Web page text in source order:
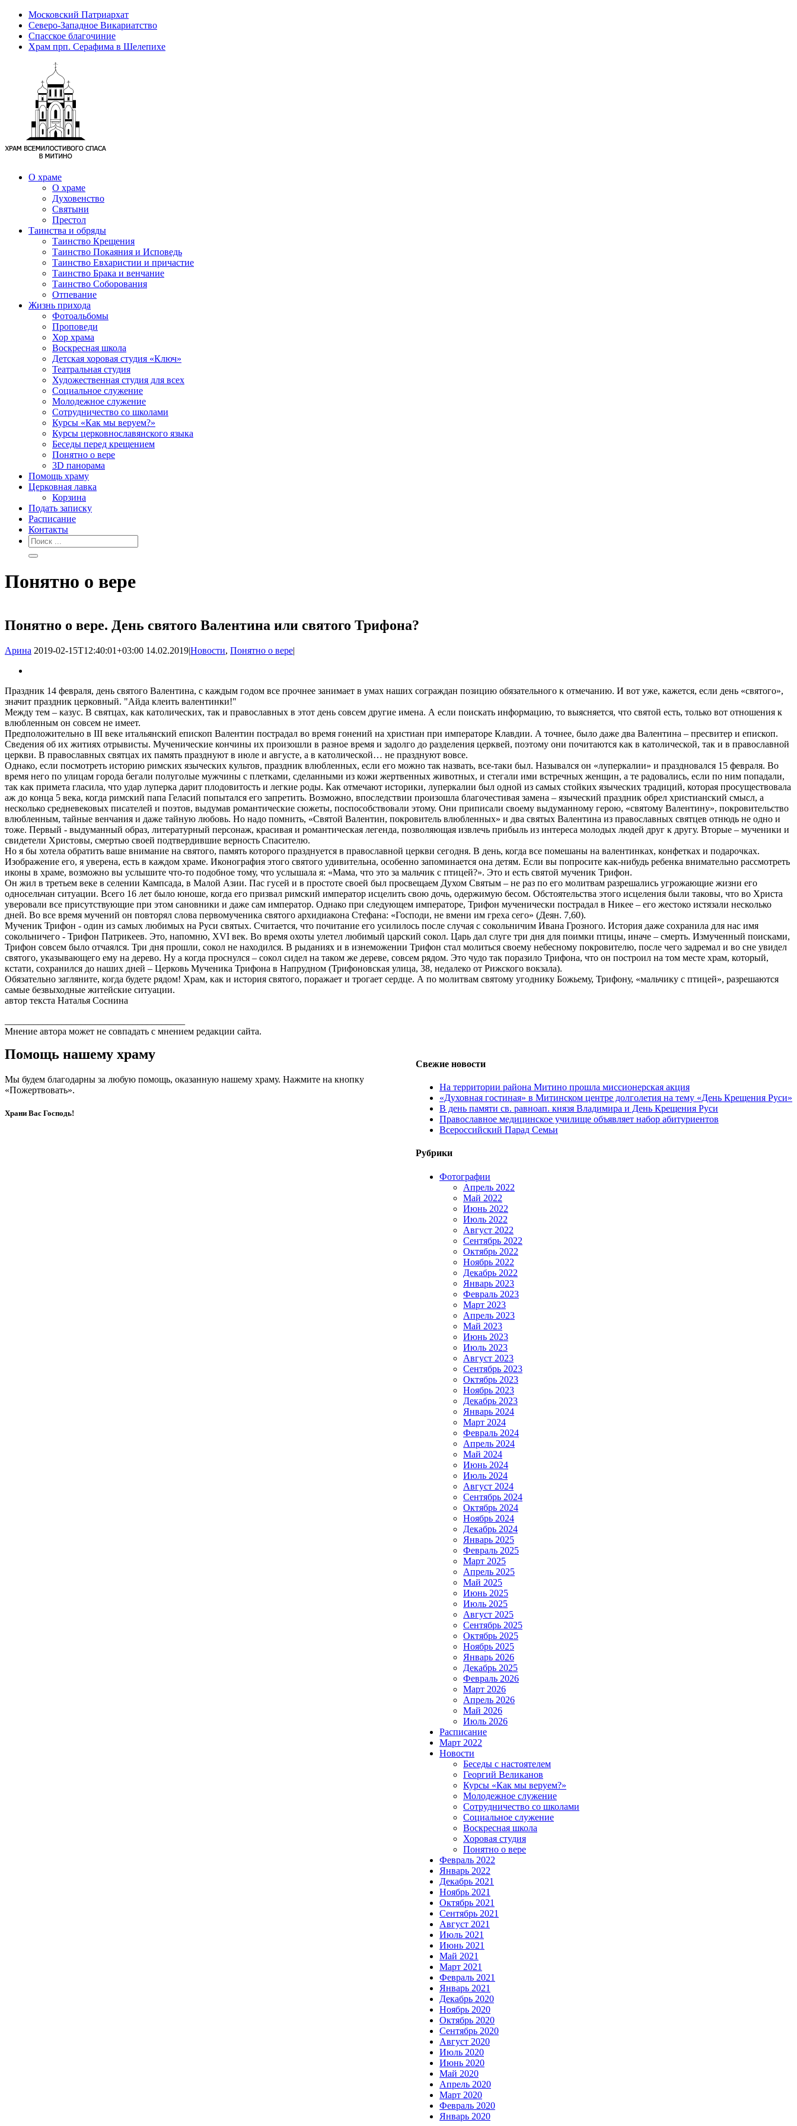
Московский Патриархат
Северо-Западное Викариатство
Спасское благочиние
Храм прп. Серафима в Шелепихе
О храме
О храме
Духовенство
Святыни
Престол
Таинства и обряды
Таинство Крещения
Таинство Покаяния и Исповедь
Таинство Евхаристии и причастие
Таинство Брака и венчание
Таинство Соборования
Отпевание
Жизнь прихода
Фотоальбомы
Проповеди
Хор храма
Воскресная школа
Детская хоровая студия «Ключ»
Театральная студия
Х​удожественная студия для всех
Социальное служение
Молодежное служение
Сотрудничество со школами
Курсы «Как мы веруем?»
Курсы церковнославянского языка
Беседы перед крещением
Понятно о вере
3D панорама
Помощь храму
Церковная лавка
Корзина
Подать записку
Расписание
Контакты
Понятно о вере
Понятно о вере. День святого Валентина или святого Трифона?
Арина 2019-02-15T12:40:01+03:00 14.02.2019|Новости, Понятно о вере|
Праздник 14 февраля, день святого Валентина, с каждым годом все прочнее занимает в умах наших сограждан позицию обязательного к отмечанию. И вот уже, кажется, если день «святого»,
значит праздник церковный. "Айда клеить валентинки!"
Между тем – казус. В святцах, как католических, так и православных в этот день совсем другие имена. А если поискать информацию, то выясняется, что святой есть, только вот отношения к
влюбленным он совсем не имеет.
Предположительно в III веке итальянский епископ Валентин пострадал во время гонений на христиан при императоре Клавдии. А точнее, было даже два Валентина – пресвитер и епископ.
Сведения об их житиях отрывисты. Мученические кончины их произошли в разное время и задолго до разделения церквей, поэтому они почитаются как в католической, так и в православной
церкви. В православных святцах их память празднуют в июле и августе, а в католической… не празднуют вовсе.
Однако, если посмотреть историю римских языческих культов, праздник влюбленных, если его можно так назвать, все-таки был. Назывался он «луперкалии» и праздновался 15 февраля. Во
время него по улицам города бегали полуголые мужчины с плетками, сделанными из кожи жертвенных животных, и стегали ими встречных женщин, а те радовались, если по ним попадали,
так как примета гласила, что удар луперка дарит плодовитость и легкие роды. Как отмечают историки, луперкалии был одной из самых стойких языческих традиций, которая просуществовала
аж до конца 5 века, когда римский папа Геласий попытался его запретить. Возможно, впоследствии произошла благочестивая замена – языческий праздник обрел христианский смысл, а
несколько средневековых писателей и поэтов, выдумав романтические сюжеты, поспособствовали этому. Они приписали своему выдуманному герою, «святому Валентину», покровительство
влюбленным, тайные венчания и даже тайную любовь. Но надо помнить, «Святой Валентин, покровитель влюбленных» и два святых Валентина из православных святцев отнюдь не одно и
тоже. Первый - выдуманный образ, литературный персонаж, красивая и романтическая легенда, позволяющая извлечь прибыль из интереса молодых людей друг к другу. Вторые – мученики и
свидетели Христовы, смертью своей подтвердившие верность Спасителю.
Но я бы хотела обратить ваше внимание на святого, память которого празднуется в православной церкви сегодня. В день, когда все помешаны на валентинках, конфетках и подарочках.
Изображение его, я уверена, есть в каждом храме. Иконография этого святого удивительна, особенно запоминается она детям. Если вы попросите как-нибудь ребенка внимательно рассмотреть
иконы в храме, возможно вы услышите что-то подобное тому, что услышала я: «Мама, что это за мальчик с птицей?». Это и есть святой мученик Трифон.
Он жил в третьем веке в селении Кампсада, в Малой Азии. Пас гусей и в простоте своей был просвещаем Духом Святым – не раз по его молитвам разрешались угрожающие жизни его
односельчан ситуации. Всего 16 лет было юноше, когда его призвал римский император исцелить свою дочь, одержимую бесом. Обстоятельства этого исцеления были таковы, что во Христа
уверовали все присутствующие при этом сановники и даже сам император. Однако при следующем императоре, Трифон мученически пострадал в Никее – его жестоко истязали несколько
дней. Во все время мучений он повторял слова первомученика святого архидиакона Стефана: «Господи, не вмени им греха сего» (Деян. 7,60).
Мученик Трифон - один из самых любимых на Руси святых. Считается, что почитание его усилилось после случая с сокольничим Ивана Грозного. История даже сохранила для нас имя
сокольничего - Трифон Патрикеев. Это, напомню, XVI век. Во время охоты улетел любимый царский сокол. Царь дал слуге три дня для поимки птицы, иначе – смерть. Измученный поисками,
Трифон совсем было отчаялся. Три дня прошли, сокол не находился. В рыданиях и в изнеможении Трифон стал молиться своему небесному покровителю, после чего задремал и во сне увидел
святого, указывающего ему на дерево. Ну а когда проснулся – сокол сидел на таком же дереве, совсем рядом. Это чудо так поразило Трифона, что он построил на том месте храм, который,
кстати, сохранился до наших дней – Церковь Мученика Трифона в Напрудном (Трифоновская улица, 38, недалеко от Рижского вокзала).
Обязательно загляните, когда будете рядом! Храм, как и история святого, поражает и трогает сердце. А по молитвам святому угоднику Божьему, Трифону, «мальчику с птицей», разрешаются
самые безвыходные житейские ситуации.
автор текста Наталья Соснина
Мнение автора может не совпадать с мнением редакции сайта.
Свежие новости
На территории района Митино прошла миссионерская акция
«Духовная гостиная» в Митинском центре долголетия на тему «День Крещения Руси»
В день памяти св. равноап. князя Владимира и День Крещения Руси
Православное медицинское училище объявляет набор абитуриентов
Всероссийский Парад Семьи
Рубрики
Фотографии
Апрель 2022
Май 2022
Июнь 2022
Июль 2022
Август 2022
Сентябрь 2022
Октябрь 2022
Ноябрь 2022
Декабрь 2022
Январь 2023
Февраль 2023
Март 2023
Апрель 2023
Май 2023
Июнь 2023
Июль 2023
Август 2023
Сентябрь 2023
Октябрь 2023
Ноябрь 2023
Декабрь 2023
Январь 2024
Март 2024
Февраль 2024
Апрель 2024
Май 2024
Июнь 2024
Июль 2024
Август 2024
Сентябрь 2024
Октябрь 2024
Ноябрь 2024
Декабрь 2024
Январь 2025
Февраль 2025
Март 2025
Апрель 2025
Май 2025
Июнь 2025
Июль 2025
Август 2025
Сентябрь 2025
Октябрь 2025
Ноябрь 2025
Январь 2026
Декабрь 2025
Февраль 2026
Март 2026
Апрель 2026
Май 2026
Июль 2026
Расписание
Март 2022
Новости
Беседы с настоятелем
Георгий Великанов
Курсы «Как мы веруем?»
Молодежное служение
Сотрудничество со школами
Социальное служение
Воскресная школа
Хоровая студия
Понятно о вере
Февраль 2022
Январь 2022
Декабрь 2021
Ноябрь 2021
Октябрь 2021
Сентябрь 2021
Август 2021
Июль 2021
Июнь 2021
Май 2021
Март 2021
Февраль 2021
Январь 2021
Декабрь 2020
Ноябрь 2020
Октябрь 2020
Сентябрь 2020
Август 2020
Июль 2020
Июнь 2020
Май 2020
Апрель 2020
Март 2020
Февраль 2020
Январь 2020
Помощь нашему храму
Мы будем благодарны за любую помощь, оказанную нашему храму. Нажмите на кнопку
«Пожертвовать».
Храни Вас Господь!